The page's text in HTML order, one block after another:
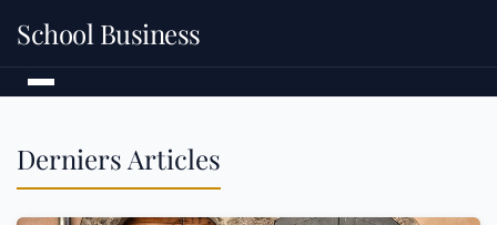
School Business
Derniers Articles